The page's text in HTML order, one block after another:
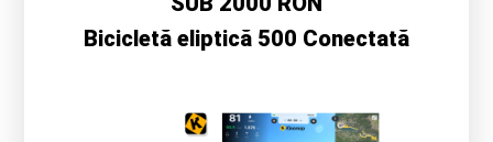
Bicicletă eliptică 500 Conectată